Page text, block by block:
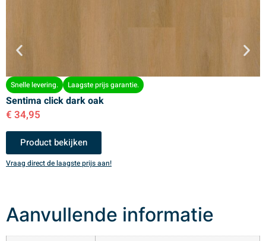
Snelle levering. Laagste prijs garantie.
Sentima click dark oak
€ 34,95
Product bekijken
Vraag direct de laagste prijs aan!
Aanvullende informatie